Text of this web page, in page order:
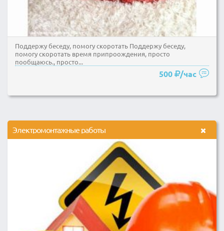
Поддержу беседу, помогу скоротать Поддержу беседу,
помогу скоротать время припроождения, просто
пообщаюсь., просто...
500 /час
Электромонтажные работы